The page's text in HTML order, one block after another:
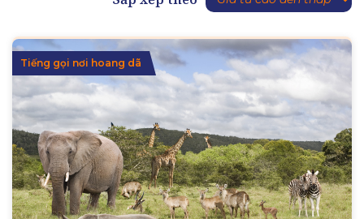
Tiếng gọi nơi hoang dã